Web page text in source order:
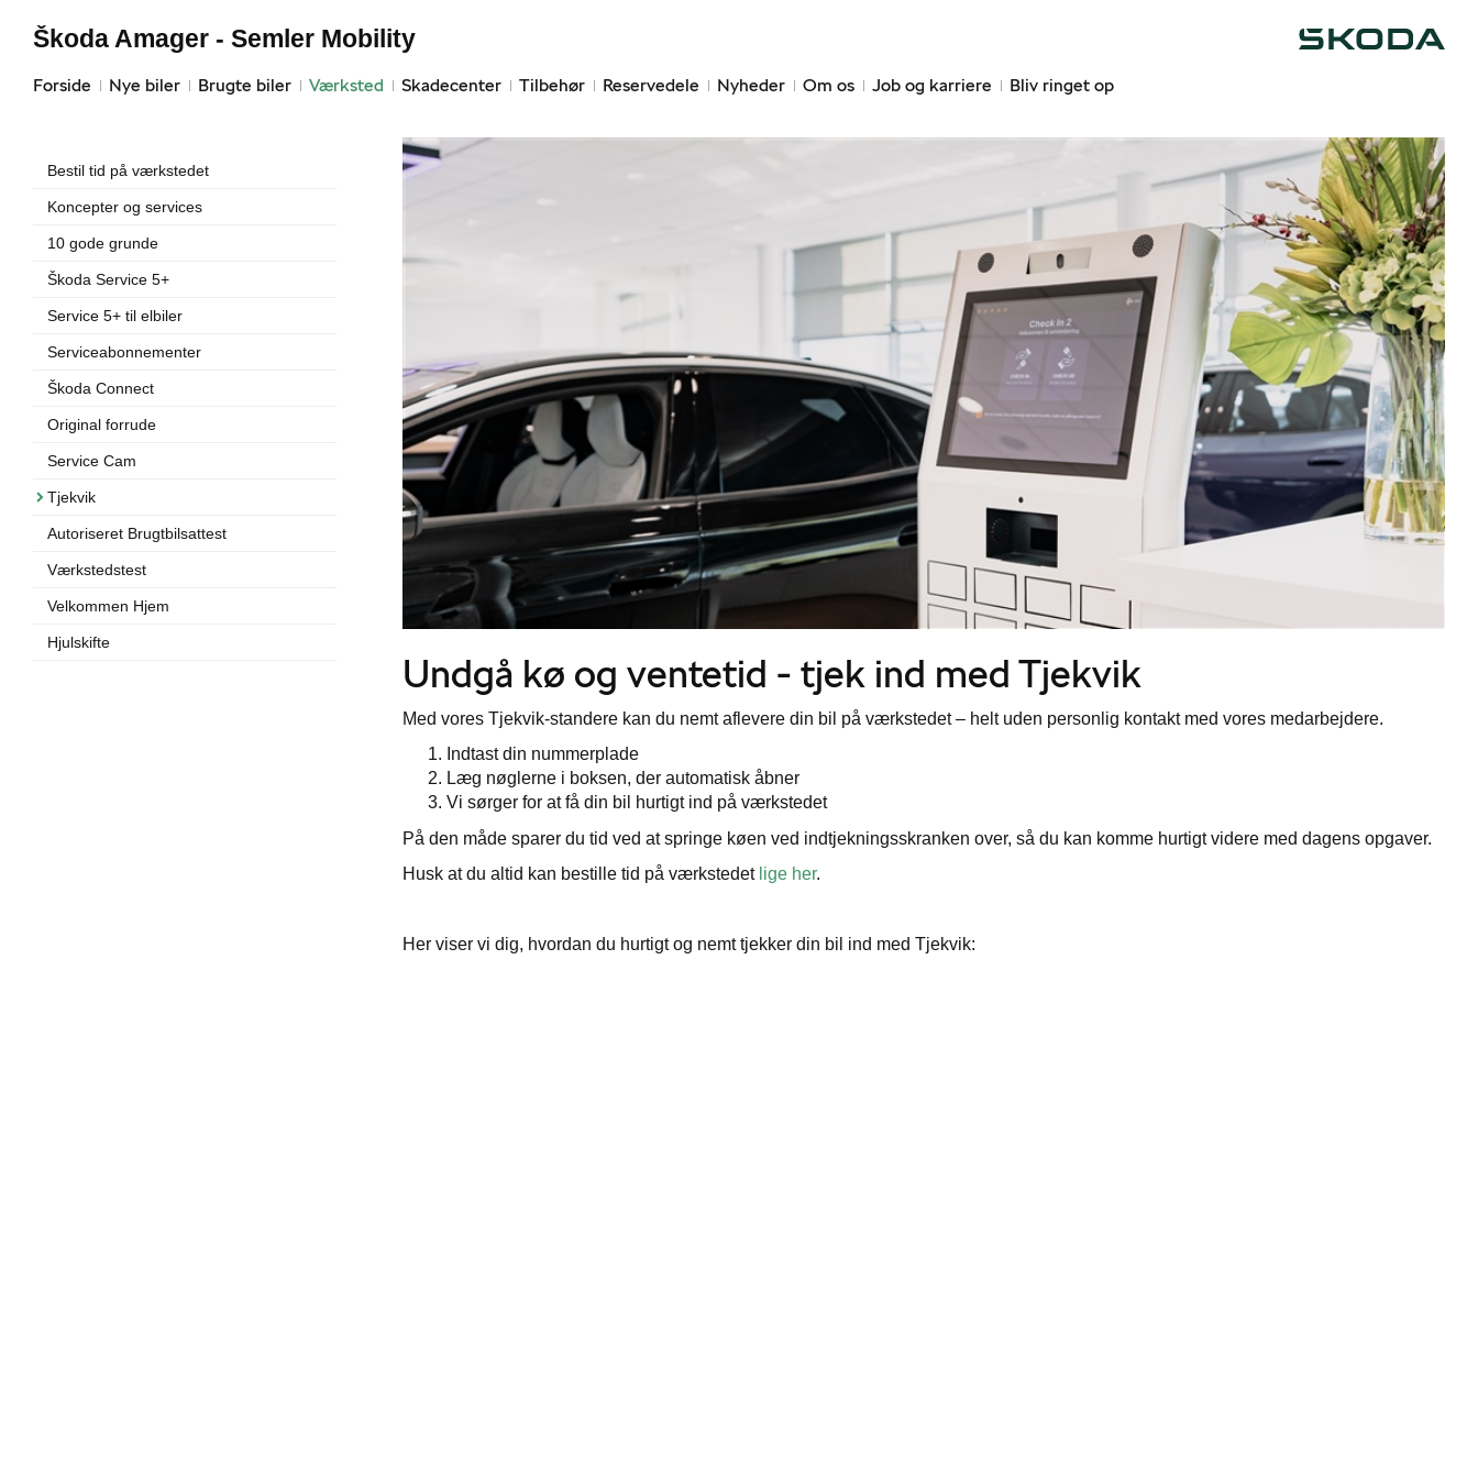
Forside Nye biler Brugte biler Værksted Skadecenter Tilbehør Reservedele Nyheder Om os Job og karriere Bliv ringet op
Škoda Amager - Semler Mobility
Bestil tid på værkstedet
Koncepter og services
10 gode grunde
Škoda Service 5+
Service 5+ til elbiler
Serviceabonnementer
Škoda Connect
Original forrude
Service Cam
Tjekvik
Autoriseret Brugtbilsattest
Værkstedstest
Velkommen Hjem
Hjulskifte
Undgå kø og ventetid - tjek ind med Tjekvik
Med vores Tjekvik-standere kan du nemt aflevere din bil på værkstedet – helt uden personlig kontakt med vores medarbejdere.
Indtast din nummerplade
Læg nøglerne i boksen, der automatisk åbner
Vi sørger for at få din bil hurtigt ind på værkstedet
På den måde sparer du tid ved at springe køen ved indtjekningsskranken over, så du kan komme hurtigt videre med dagens opgaver.
Husk at du altid kan bestille tid på værkstedet lige her.
Her viser vi dig, hvordan du hurtigt og nemt tjekker din bil ind med Tjekvik: